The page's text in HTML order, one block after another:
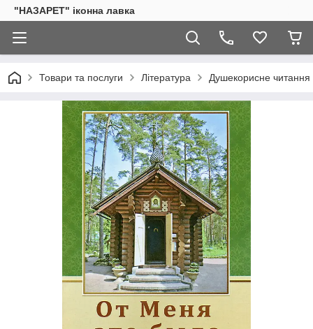
"НАЗАРЕТ" іконна лавка
Товари та послуги Література Душекорисне читання